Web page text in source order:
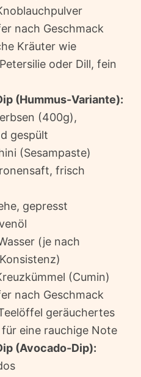
nach Geschmack
Kräuter wie
oder Dill, fein
(Hummus-Variante):
(400g),
gespült
(Sesampaste)
frisch
gepresst
(je nach
(Cumin)
nach Geschmack
geräuchertes
eine rauchige Note
(Avocado-Dip):